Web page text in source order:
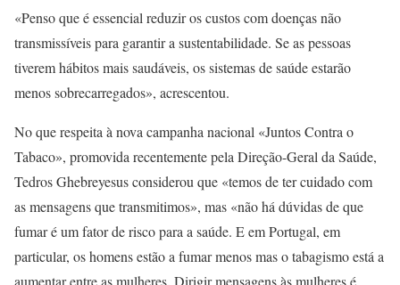
«Penso que é essencial reduzir os custos com doenças não
transmissíveis para garantir a sustentabilidade. Se as pessoas
tiverem hábitos mais saudáveis, os sistemas de saúde estarão
menos sobrecarregados», acrescentou.
No que respeita à nova campanha nacional «Juntos Contra o
Tabaco», promovida recentemente pela Direção-Geral da Saúde,
Tedros Ghebreyesus considerou que «temos de ter cuidado com
as mensagens que transmitimos», mas «não há dúvidas de que
fumar é um fator de risco para a saúde. E em Portugal, em
particular, os homens estão a fumar menos mas o tabagismo está a
aumentar entre as mulheres. Dirigir mensagens às mulheres é